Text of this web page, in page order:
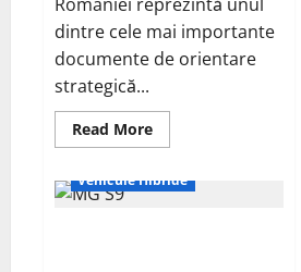
produse
chimice
și
combustibili
pe
biomasă
și
deșeuri
dintre cele mai importante
documente de orientare
strategică...
Read MoreRead
more
Națională
Vehicule Hibride